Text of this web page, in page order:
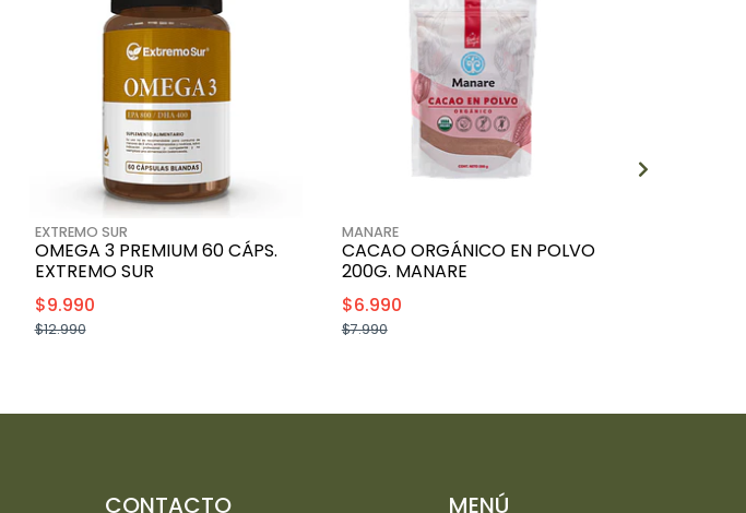
EXTREMO SUR
OMEGA 3 PREMIUM 60 CÁPS.
EXTREMO SUR
$9.990
$12.990
MANARE
CACAO ORGÁNICO EN POLVO
200G. MANARE
$6.990
$7.990
CONTACTO MENÚ